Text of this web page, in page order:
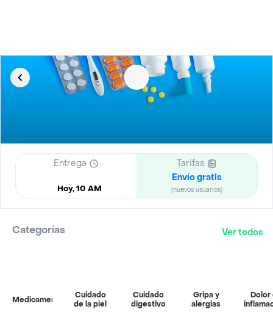
Entrega
Hoy, 10 AM
Tarifas
Envío gratis
(nuevos usuarios)
Categorías Ver todos
Medicamentos
Cuidado
de la piel
Cuidado
digestivo
Gripa y
alergias
Dolor